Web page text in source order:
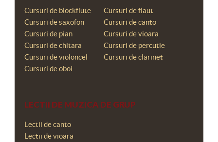
Cursuri de blockflute
Cursuri de flaut
Cursuri de saxofon
Cursuri de canto
Cursuri de pian
Cursuri de vioara
Cursuri de chitara
Cursuri de percutie
Cursuri de violoncel
Cursuri de clarinet
Cursuri de oboi
LECTII DE MUZICA DE GRUP
Lectii de canto
Lectii de vioara